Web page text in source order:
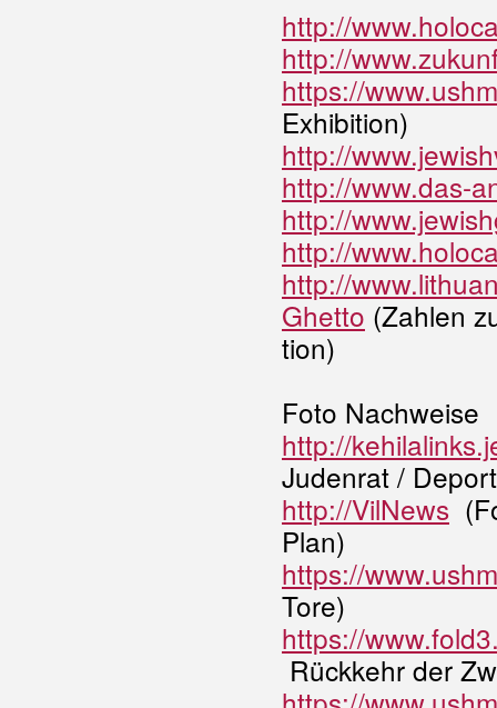
http://
http://
https://
Exhibition)
http://
http://www.das-
http://
http://
http://
Ghetto (Zahlen
tion)
Foto Nachweise
http://
Judenrat /
http://VilNews
Plan)
https://
Tore)
https://
Rückkehr der